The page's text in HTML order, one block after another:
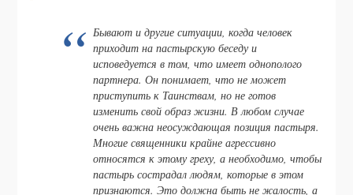
Бывают и другие ситуации, когда человек
приходит на пастырскую беседу и
исповедуется в том, что имеет однополого
партнера. Он понимает, что не может
приступить к Таинствам, но не готов
изменить свой образ жизни. В любом случае
очень важна неосуждающая позиция пастыря.
Многие священники крайне агрессивно
относятся к этому греху, а необходимо, чтобы
пастырь сострадал людям, которые в этом
признаются. Это должна быть не жалость, а